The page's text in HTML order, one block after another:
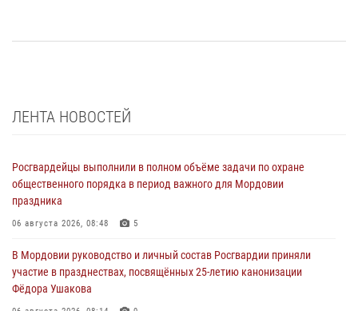
ЛЕНТА НОВОСТЕЙ
Росгвардейцы выполнили в полном объёме задачи по охране
общественного порядка в период важного для Мордовии
праздника
06 августа 2026, 08:48 5
В Мордовии руководство и личный состав Росгвардии приняли
участие в празднествах, посвящённых 25-летию канонизации
Фёдора Ушакова